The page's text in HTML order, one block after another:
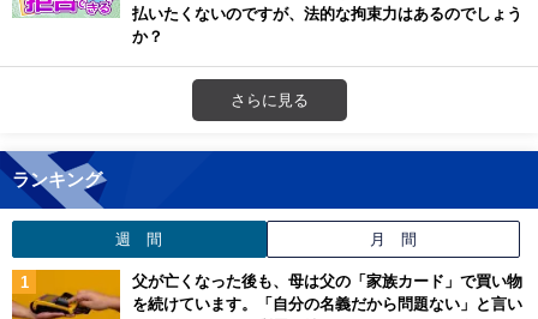
払いたくないのですが、法的な拘束力はあるのでしょう
か？
さらに見る
ランキング
週 間 月 間
父が亡くなった後も、母は父の「家族カード」で買い物
を続けています。「自分の名義だから問題ない」と言い